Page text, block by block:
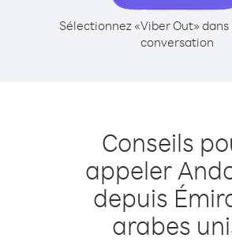
Sélectionnez «Viber Out»
conversation
Conseils
appeler
depuis
arabes